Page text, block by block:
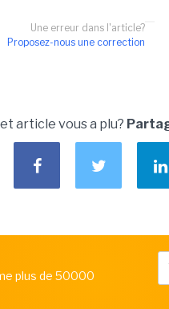
Une erreur dans l'article?
Proposez-nous une correction
article vous a plu?
plus de 50000